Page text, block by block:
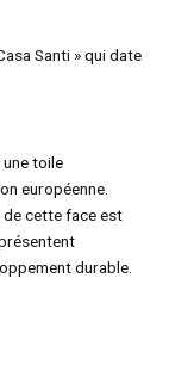
Santi » qui date
toile
européenne.
de cette face est
durable.